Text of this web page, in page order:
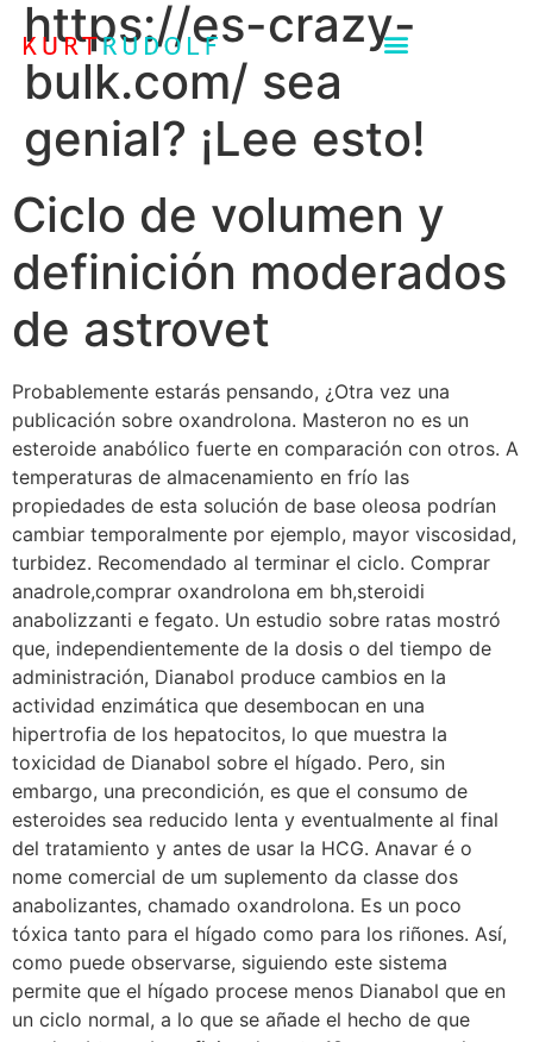
https://es-crazy-
bulk.com/ sea
genial? ¡Lee esto!
Ciclo de volumen y
definición moderados
de astrovet
Probablemente estarás pensando, ¿Otra vez una
publicación sobre oxandrolona. Masteron no es un
esteroide anabólico fuerte en comparación con otros. A
temperaturas de almacenamiento en frío las
propiedades de esta solución de base oleosa podrían
cambiar temporalmente por ejemplo, mayor viscosidad,
turbidez. Recomendado al terminar el ciclo. Comprar
anadrole,comprar oxandrolona em bh,steroidi
anabolizzanti e fegato. Un estudio sobre ratas mostró
que, independientemente de la dosis o del tiempo de
administración, Dianabol produce cambios en la
actividad enzimática que desembocan en una
hipertrofia de los hepatocitos, lo que muestra la
toxicidad de Dianabol sobre el hígado. Pero, sin
embargo, una precondición, es que el consumo de
esteroides sea reducido lenta y eventualmente al final
del tratamiento y antes de usar la HCG. Anavar é o
nome comercial de um suplemento da classe dos
anabolizantes, chamado oxandrolona. Es un poco
tóxica tanto para el hígado como para los riñones. Así,
como puede observarse, siguiendo este sistema
permite que el hígado procese menos Dianabol que en
un ciclo normal, a lo que se añade el hecho de que